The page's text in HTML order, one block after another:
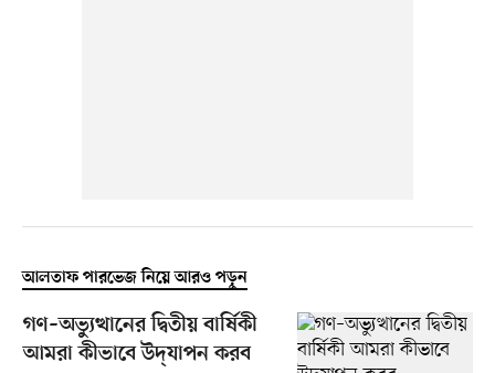
আলতাফ পারভেজ নিয়ে আরও পড়ুন
গণ–অভ্যুত্থানের দ্বিতীয় বার্ষিকী
আমরা কীভাবে উদ্​যাপন করব